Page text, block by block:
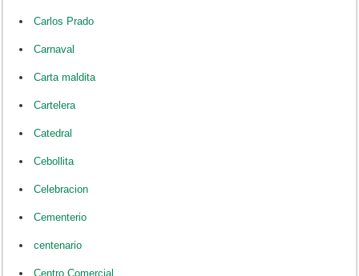
Carlos Prado
Carnaval
Carta maldita
Cartelera
Catedral
Cebollita
Celebracion
Cementerio
centenario
Centro Comercial